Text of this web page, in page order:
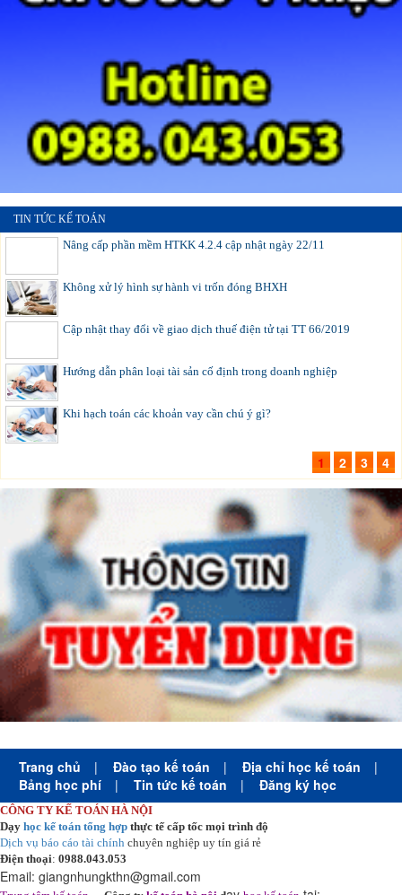
TIN TỨC KẾ TOÁN
Nâng cấp phần mềm HTKK 4.2.4 cập nhật ngày 22/11
Không xử lý hình sự hành vi trốn đóng BHXH
Cập nhật thay đổi về giao dịch thuế điện tử tại TT 66/2019
Hướng dẫn phân loại tài sản cố định trong doanh nghiệp
Khi hạch toán các khoản vay cần chú ý gì?
1 2 3 4
Trang chủ | Đào tạo kế toán | Địa chỉ học kế toán
|
Bảng học phí
| Tin tức kế toán | Đăng ký học
CÔNG TY KẾ TOÁN HÀ NỘI
Dạy học kế toán tổng hợp thực tế cấp tốc mọi trình độ
Dịch vụ báo cáo tài chính chuyên nghiệp uy tín giá rẻ
Điện thoại: 0988.043.053
Email: giangnhungkthn@gmail.com